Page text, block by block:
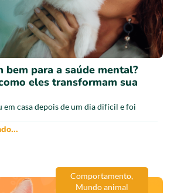
bem para a saúde mental?
eles transformam sua
em casa depois de um dia difícil e foi
Comportamento,
Mundo animal